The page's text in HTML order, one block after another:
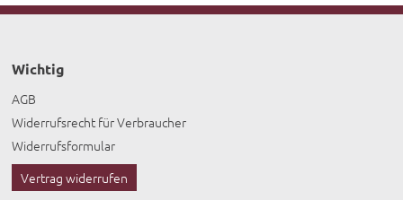
Wichtig
AGB
Widerrufsrecht für Verbraucher
Widerrufsformular
Vertrag widerrufen